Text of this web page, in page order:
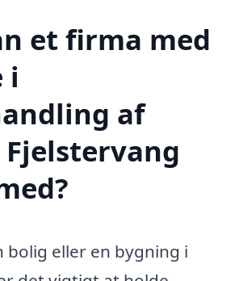
et firma med
i
af
bolig eller en bygning i